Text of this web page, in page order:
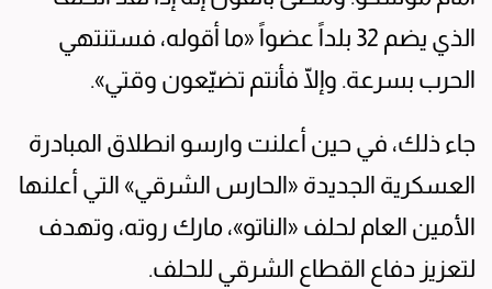
الذي يضم 32 بلداً عضواً «ما أقوله، فستنتهي
الحرب بسرعة. وإلّا فأنتم تضيّعون وقتي».
جاء ذلك، في حين أعلنت وارسو انطلاق المبادرة
العسكرية الجديدة «الحارس الشرقي» التي أعلنها
الأمين العام لحلف «الناتو»، مارك روته، وتهدف
لتعزيز دفاع القطاع الشرقي للحلف.